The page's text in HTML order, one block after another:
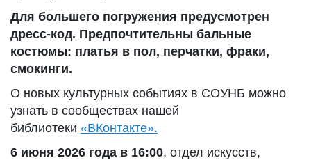
Для большего погружения предусмотрен
дресс-код. Предпочтительны бальные
костюмы: платья в пол, перчатки, фраки,
смокинги.
О новых культурных событиях в СОУНБ можно
узнать в сообществах нашей
библиотеки «ВКонтакте».
6 июня 2026 года в 16:00, отдел искусств,